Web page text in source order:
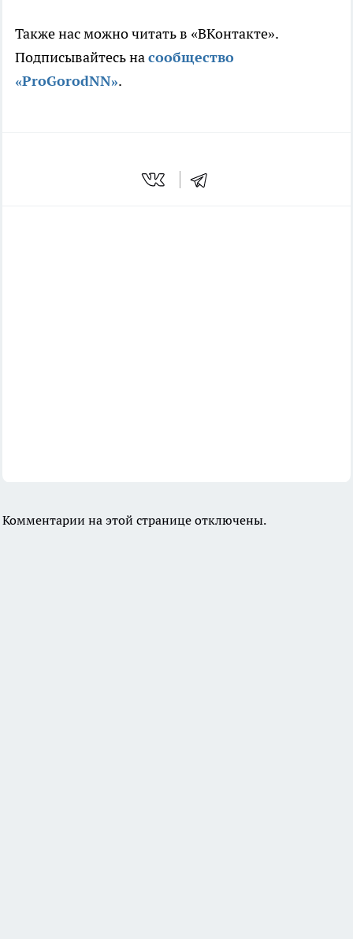
Также нас можно читать в «ВКонтакте».
Подписывайтесь насообщество
«ProGorodNN».
Комментарии на этой странице отключены.